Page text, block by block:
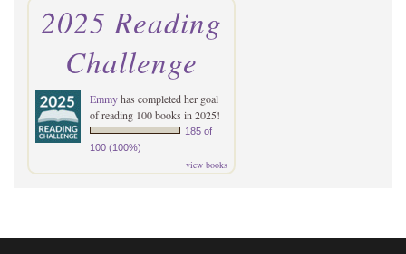
2025 Reading
Challenge
Emmyhas completed her goal
of reading 100 books in 2025!
185 of
100 (100%)
view books